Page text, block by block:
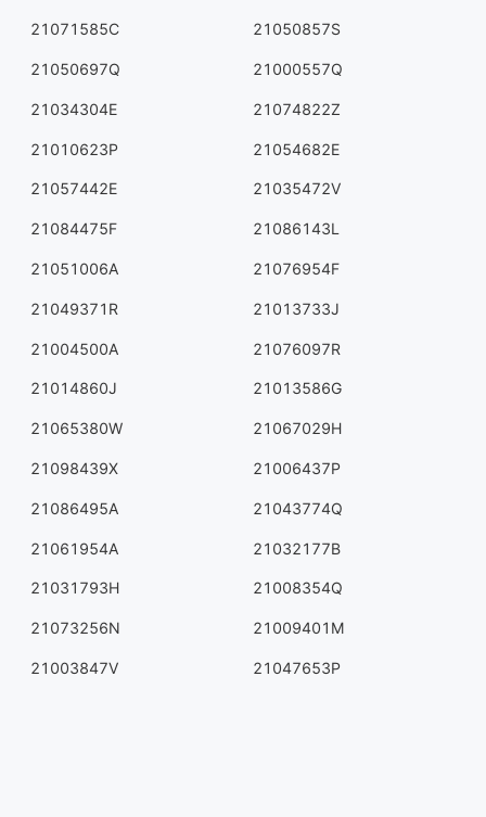
21071585C 21050857S
21050697Q 21000557Q
21034304E 21074822Z
21010623P 21054682E
21057442E 21035472V
21084475F 21086143L
21051006A 21076954F
21049371R 21013733J
21004500A 21076097R
21014860J 21013586G
21065380W 21067029H
21098439X 21006437P
21086495A 21043774Q
21061954A 21032177B
21031793H 21008354Q
21073256N 21009401M
21003847V 21047653P